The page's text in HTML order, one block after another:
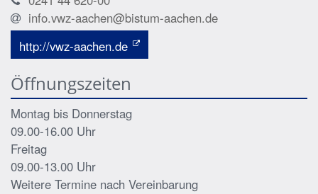
info.vwz-aachen@bistum-aachen.de
http://vwz-aachen.de
Öffnungszeiten
Montag bis Donnerstag
09.00-16.00 Uhr
Freitag
09.00-13.00 Uhr
Weitere Termine nach Vereinbarung